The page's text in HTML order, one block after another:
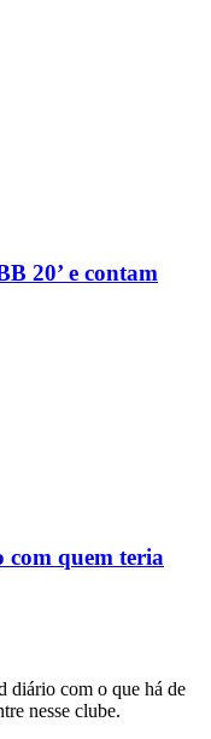
20’ e contam
com quem teria
diário com o que há de
nesse clube.